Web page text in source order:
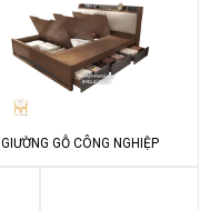
GIƯỜNG GỖ CÔNG NGHIỆP